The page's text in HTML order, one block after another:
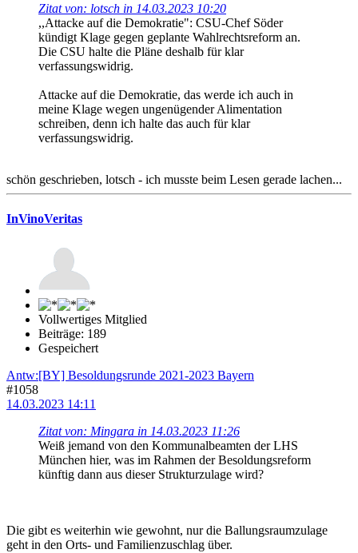
Zitat von: lotsch in 14.03.2023 10:20
,,Attacke auf die Demokratie": CSU-Chef Söder
kündigt Klage gegen geplante Wahlrechtsreform an.
Die CSU halte die Pläne deshalb für klar
verfassungswidrig.
Attacke auf die Demokratie, das werde ich auch in
meine Klage wegen ungenügender Alimentation
schreiben, denn ich halte das auch für klar
verfassungswidrig.
schön geschrieben, lotsch - ich musste beim Lesen gerade lachen...
InVinoVeritas
Vollwertiges Mitglied
Beiträge: 189
Gespeichert
Antw:[BY] Besoldungsrunde 2021-2023 Bayern
#1058
14.03.2023 14:11
Zitat von: Mingara in 14.03.2023 11:26
Weiß jemand von den Kommunalbeamten der LHS
München hier, was im Rahmen der Besoldungsreform
künftig dann aus dieser Strukturzulage wird?
Die gibt es weiterhin wie gewohnt, nur die Ballungsraumzulage
geht in den Orts- und Familienzuschlag über.